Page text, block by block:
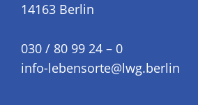
14163 Berlin
030 / 80 99 24 – 0
info-lebensorte@lwg.berlin